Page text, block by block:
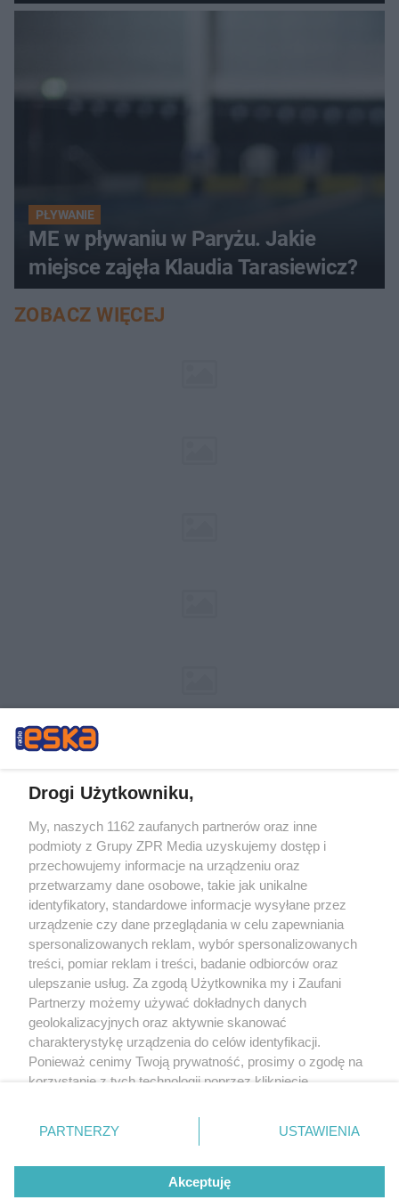
PŁYWANIE
ME w pływaniu w Paryżu. Jakie
miejsce zajęła Klaudia Tarasiewicz?
ZOBACZ WIĘCEJ
Żaden utwór zamieszczony w serwisie nie może być powielany i
rozpowszechniany lub dalej rozpowszechniany w jakikolwiek sposób (w
tym także elektroniczny lub mechaniczny) na jakimkolwiek polu
eksploatacji w jakiejkolwiek formie, włącznie z umieszczaniem w Internecie
bez pisemnej zgody właściciela praw. Jakiekolwiek użycie lub
wykorzystanie utworów w całości lub w części z naruszeniem prawa, tzn.
bez właściwej zgody, jest zabronione pod groźbą kary i może być ścigane
prawnie.
O nas
Drogi Użytkowniku,
My, naszych 1162 zaufanych partnerów oraz inne
podmioty z Grupy ZPR Media uzyskujemy dostęp i
przechowujemy informacje na urządzeniu oraz
przetwarzamy dane osobowe, takie jak unikalne
identyfikatory, standardowe informacje wysyłane przez
urządzenie czy dane przeglądania w celu zapewniania
spersonalizowanych reklam, wybór spersonalizowanych
treści, pomiar reklam i treści, badanie odbiorców oraz
ulepszanie usług. Za zgodą Użytkownika my i Zaufani
Partnerzy możemy używać dokładnych danych
geolokalizacyjnych oraz aktywnie skanować
charakterystykę urządzenia do celów identyfikacji.
Ponieważ cenimy Twoją prywatność, prosimy o zgodę na
korzystanie z tych technologii poprzez kliknięcie
zmienić/wycofać klikając przycisk ustawień prywatności
znajdujący się w lewym dolnym rogu strony
rodzaje przetwarzania danych nie wymagają zgody
użytkownika, ale masz prawo sprzeciwić się takiemu
PARTNERZY USTAWIENIA
Akceptuję